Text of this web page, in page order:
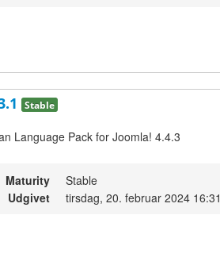
Stable
Language Pack for Joomla! 4.4.3
Maturity
Stable
Udgivet
tirsdag, 20. februar 2024 16:31